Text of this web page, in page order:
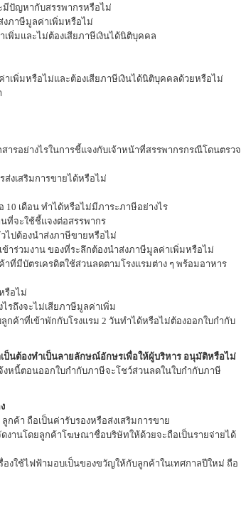
มีปัญหากับสรรพากรหรือไม่
งภาษีมูลค่าเพิ่มหรือไม่
พิ่มและไม่ต้องเสียภาษีเงินได้นิติบุคคล
เพิ่มหรือไม่และต้องเสียภาษีเงินได้นิติบุคคลด้วยหรือไม่
ารอย่างไรในการชี้แจงกับเจ้าหน้าที่สรรพากรกรณีโดนตรวจ
งเสริมการขายได้หรือไม่
เดือน ทำได้หรือไม่มีภาระภาษีอย่างไร
ที่จะใช้ชี้แจงต่อสรรพากร
ปต้องนำส่งภาษีขายหรือไม่
ร่วมงาน ของที่ระลึกต้องนำส่งภาษีมูลค่าเพิ่มหรือไม่
มีบัตรเครดิตใช้ส่วนลดตามโรงแรมต่าง ๆ พร้อมอาหาร
รือไม่
ถึงจะไม่เสียภาษีมูลค่าเพิ่ม
ค้าที่เข้าพักกับโรงแรม 2 วันทำได้หรือไม่ต้องออกใบกำกับ
เป็นต้องทำเป็นลายลักษณ์อักษรเพื่อให้ผู้บริหาร อนุมัติหรือไม่
หนี้ตอนออกใบกำกับภาษีจะโชว์ส่วนลดในใบกำกับภาษี
ค้า ถือเป็นค่ารับรองหรือส่งเสริมการขาย
งานโดยลูกค้าโฆษณาชื่อบริษัทให้ด้วยจะถือเป็นรายจ่ายได้
งใช้ไฟฟ้ามอบเป็นของขวัญให้กับลูกค้าในเทศกาลปีใหม่ ถือ